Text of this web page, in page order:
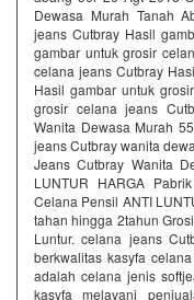
Dewasa Murah Tanah
jeans Cutbray Hasil
gambar untuk grosir
celana jeans Cutbray
Hasil gambar untuk
grosir celana jeans
Wanita Dewasa Murah
jeans Cutbray wanita
Jeans Cutbray Wanita
LUNTUR HARGA
Celana Pensil ANTI
tahan hingga 2tahun
Luntur. celana jeans
berkwalitas kasyfa
adalah celana jenis
kasyfa melayani